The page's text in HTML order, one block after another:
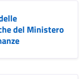
del Ministero